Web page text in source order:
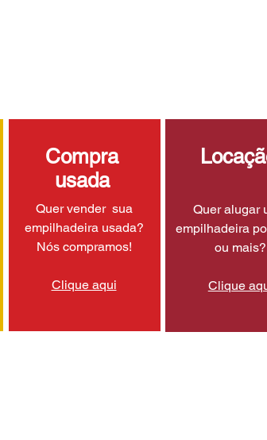
Compra
usada
Quer vender sua
empilhadeira usada?
Nós compramos!
Clique aqui
Quer alugar
empilhadeira
ou mais?
Clique